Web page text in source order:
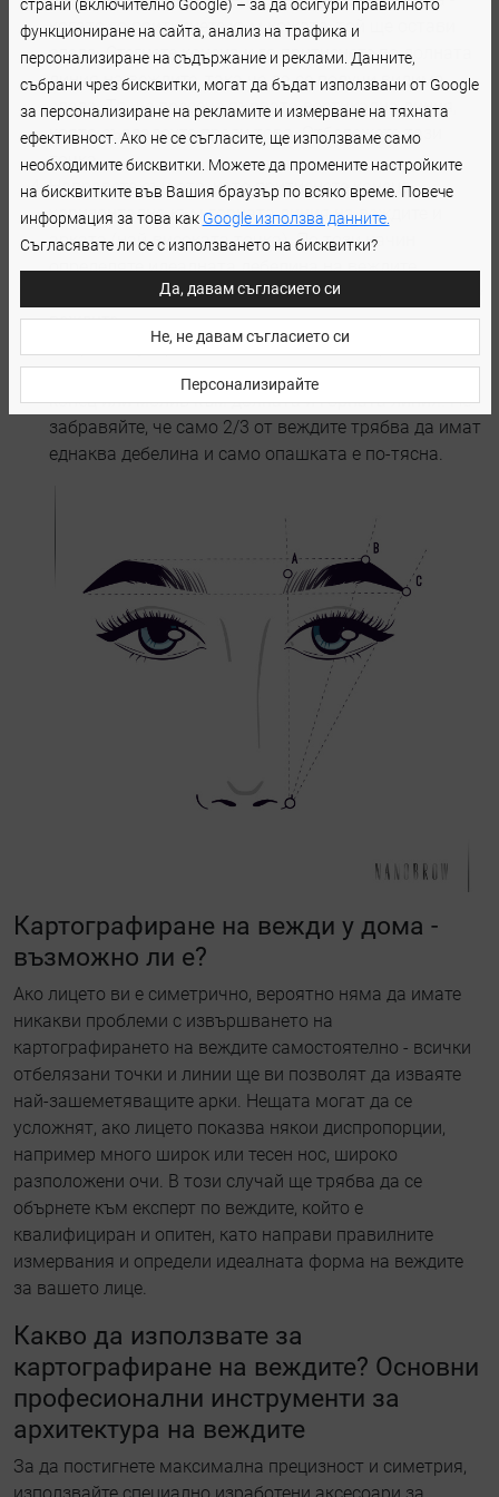
когато го притиснете към кожата, той ще остави
следа. Стегнете конеца и го притиснете по долната
линия на веждите, така че да се получи видима
следа. Тя ще пресече първата вертикална линия,
която създадохте преди това. Отбележете тази
точка.
Направете същото, като притиснете конеца
хоризонтално към горната линия на веждите и
арката (най-високата точка). По този начин
определяте идеалната дебелина на веждите,
еднаквата височина на арката и симетрията между
веждите.
Накрая се уверете, че веждите са симетрични и
имат еднаква дебелина - можете да притиснете
конец или молив към долната и горната линия. Не
забравяйте, че само 2/3 от веждите трябва да имат
еднаква дебелина и само опашката е по-тясна.
Картографиране на вежди у дома -
възможно ли е?
Ако лицето ви е симетрично, вероятно няма да имате
никакви проблеми с извършването на
картографирането на веждите самостоятелно - всички
отбелязани точки и линии ще ви позволят да изваяте
най-зашеметяващите арки. Нещата могат да се
усложнят, ако лицето показва някои диспропорции,
например много широк или тесен нос, широко
разположени очи. В този случай ще трябва да се
обърнете към експерт по веждите, който е
квалифициран и опитен, като направи правилните
измервания и определи идеалната форма на веждите
за вашето лице.
Какво да използвате за
картографиране на веждите? Основни
професионални инструменти за
архитектура на веждите
За да постигнете максимална прецизност и симетрия,
използвайте специално изработени аксесоари за
страни (включително Google) – за да осигури правилното
функциониране на сайта, анализ на трафика и
персонализиране на съдържание и реклами. Данните,
събрани чрез бисквитки, могат да бъдат използвани от Google
за персонализиране на рекламите и измерване на тяхната
ефективност. Ако не се съгласите, ще използваме само
необходимите бисквитки. Можете да промените настройките
на бисквитките във Вашия браузър по всяко време. Повече
информация за това как Google използва данните.
Съгласявате ли се с използването на бисквитки?
Да, давам съгласието си
Не, не давам съгласието си
Персонализирайте